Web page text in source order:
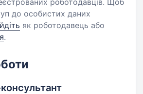
роботодавців. Щоб
до особистих даних
як роботодавець або
.